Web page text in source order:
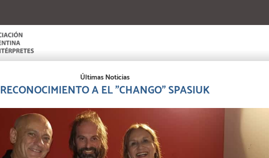
Últimas Noticias
RECONOCIMIENTO A EL "CHANGO" SPASIUK